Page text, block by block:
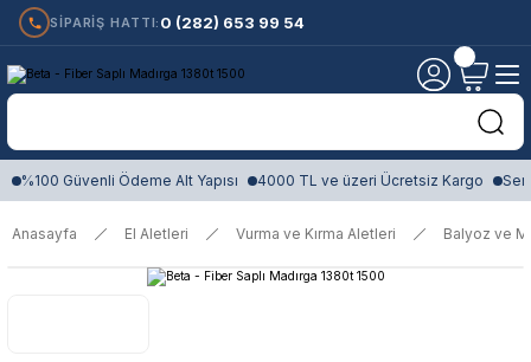
SİPARİŞ HATTI: 0 (282) 653 99 54
%100 Güvenli Ödeme Alt Yapısı 4000 TL ve üzeri Ücretsiz Kargo
Anasayfa El Aletleri Vurma ve Kırma Aletleri Balyoz ve